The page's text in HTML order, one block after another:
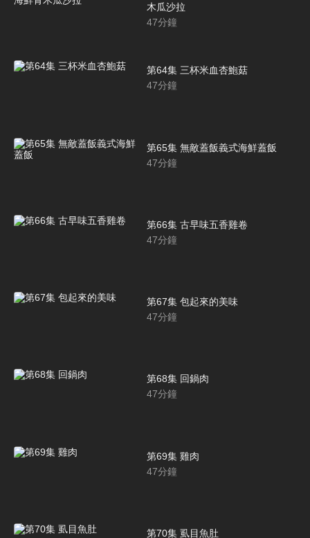
木瓜沙拉
47分鐘
第64集 三杯米血杏鮑菇
47分鐘
第65集 無敵蓋飯義式海鮮蓋飯
47分鐘
第66集 古早味五香雞卷
47分鐘
第67集 包起來的美味
47分鐘
第68集 回鍋肉
47分鐘
第69集 雞肉
47分鐘
第70集 虱目魚肚